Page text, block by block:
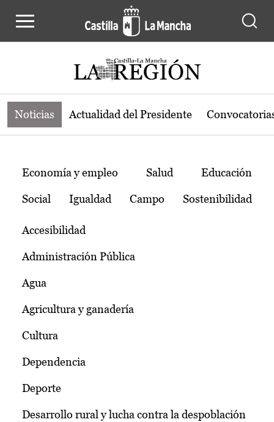
Noticias de la región de Castilla-La
Noticias Actualidad del Presidente
Temas
Economía y empleo Salud Educación
Social Igualdad Campo Sostenibilidad
Accesibilidad
Administración Pública
Agua
Agricultura y ganadería
Cultura
Dependencia
Deporte
Desarrollo rural y lucha contra la despoblación